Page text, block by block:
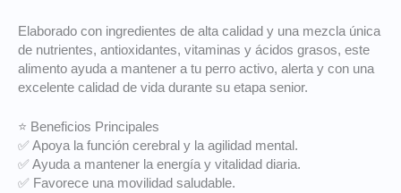
Elaborado con ingredientes de alta calidad y una mezcla única
de nutrientes, antioxidantes, vitaminas y ácidos grasos, este
alimento ayuda a mantener a tu perro activo, alerta y con una
excelente calidad de vida durante su etapa senior.
⭐ Beneficios Principales
✅ Apoya la función cerebral y la agilidad mental.
✅ Ayuda a mantener la energía y vitalidad diaria.
✅ Favorece una movilidad saludable.